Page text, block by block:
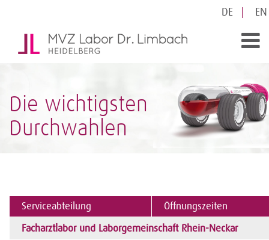
DE EN
Die wichtigsten
Durchwahlen
Serviceabteilung
Öffnungszeiten
Facharztlabor und Laborgemeinschaft Rhein-Neckar